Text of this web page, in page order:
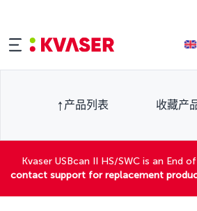
产品列表 收藏产
Kvaser USBcan II HS/SWC is an End
contact support for replacement